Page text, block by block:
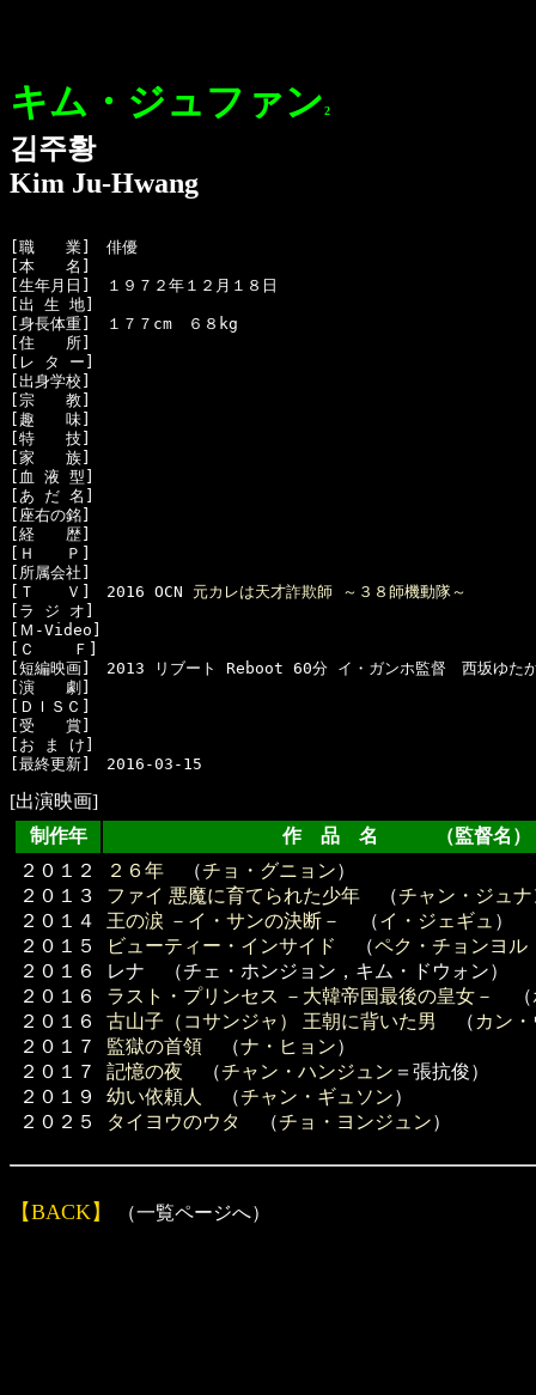
キム・ジュファン2
김주황
Kim Ju-Hwang
[職　　業]　俳優
[本　　名]
[生年月日]　１９７２年１２月１８日
[出 生 地]
[身長体重]　１７７cm　６８kg
[住　　所]
[レ タ ー]
[出身学校]
[宗　　教]
[趣　　味]
[特　　技]
[家　　族]
[血 液 型]
[あ だ 名]
[座右の銘]
[経　　歴]
[Ｈ　　Ｐ]
[所属会社]
[Ｔ　　Ｖ]　2016 OCN 元カレは天才詐欺師 ～３８師機動隊～
[ラ ジ オ]
[Ｍ-Video]
[Ｃ    Ｆ]
[短編映画]　2013 リブート Reboot 60分 イ・ガンホ監督　西坂ゆた
[演　　劇]
[ＤＩＳＣ]
[受　　賞]
[お ま け]
[出演映画]
制作年
作 品 名 （監督名）
２０１２
２０１３
２０１４
２０１５
２０１６
２０１６
２０１６
２０１７
２０１７
２０１９
２０２５
２６年 （チョ・グニョン）
ファイ 悪魔に育てられた少年 （チャン・ジュナ
王の涙 －イ・サンの決断－
（イ・ジェギュ ）
ビューティー・インサイド
（ペク・チョンヨル
レナ （チェ・ホンジョン，キム・ドウォン）
ラスト・プリンセス －大韓帝国最後の皇女－
（
古山子（コサンジャ） 王朝に背いた男
（ カン
監獄の首領 （ナ・ヒョン）
記憶の夜 （チャン・ハンジュン ＝張抗俊）
幼い依頼人
（チャン・ギュソン）
タイヨウのウタ
（チョ・ヨンジュン）
【BACK】 （一覧ページへ）